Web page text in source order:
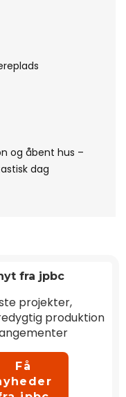
og åbent hus –
dag
fra jpbc
projekter,
produktion